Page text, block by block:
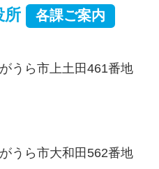
所 各課ご案内
うら市上土田461番地
うら市大和田562番地